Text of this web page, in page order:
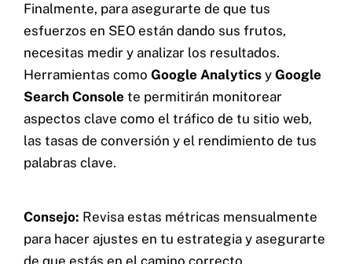
Finalmente, para asegurarte de que tus
esfuerzos en SEO están dando sus frutos,
necesitas medir y analizar los resultados.
Herramientas como Google Analytics y Google
Search Console te permitirán monitorear
aspectos clave como el tráfico de tu sitio web,
las tasas de conversión y el rendimiento de tus
palabras clave.
Consejo: Revisa estas métricas mensualmente
para hacer ajustes en tu estrategia y asegurarte